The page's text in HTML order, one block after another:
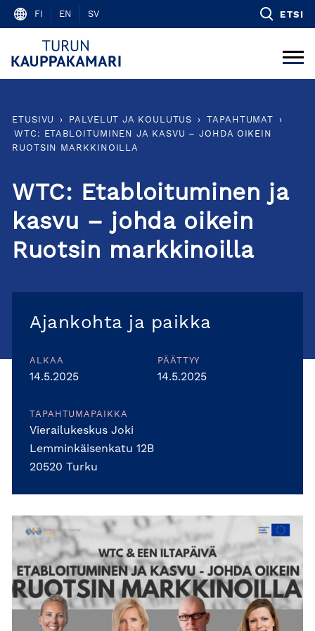
Skip
content
FI EN SV ETSI
ETUSIVU › PALVELUT JA KOULUTUS › TAPAHTUMAT
›
WTC: ETABLOITUMINEN JA KASVU – JOHDA OIKEIN
RUOTSIN MARKKINOILLA
WTC: Etabloituminen ja
kasvu – johda oikein
Ruotsin markkinoilla
Ajankohta ja paikka
ALKAA
14.5.2025
PÄÄTTYY
14.5.2025
TAPAHTUMAPAIKKA
Vierailukeskus Joki
Lemminkäisenkatu 12B
20520 Turku